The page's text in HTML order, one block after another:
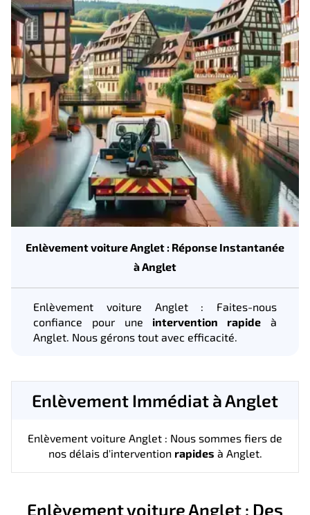
Enlèvement voiture Anglet : Réponse Instantanée
à Anglet
Enlèvement voiture Anglet : Faites-nous
confiance pour une intervention rapide à
Anglet. Nous gérons tout avec efficacité.
Enlèvement Immédiat à Anglet
Enlèvement voiture Anglet : Nous sommes fiers de
nos délais d'intervention rapides à Anglet.
Enlèvement voiture Anglet : Des